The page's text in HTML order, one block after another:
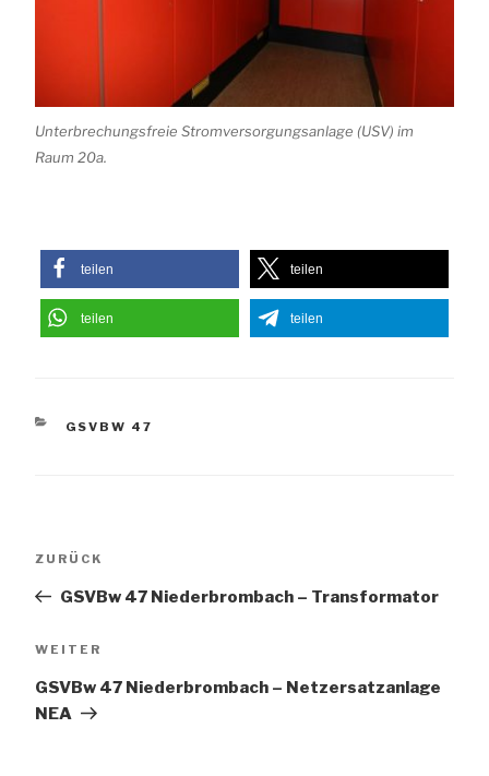
Unterbrechungsfreie Stromversorgungsanlage (USV) im
Raum 20a.
teilen teilen
teilen teilen
KATEGORIEN
GSVBW 47
Vorheriger
ZURÜCK
GSVBw 47 Niederbrombach – Transformator
Nächster
WEITER
GSVBw 47 Niederbrombach – Netzersatzanlage
NEA